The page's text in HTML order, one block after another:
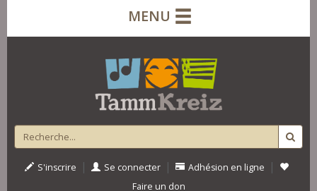
MENU
S'inscrire | Se connecter | Adhésion en ligne |
Faire un don